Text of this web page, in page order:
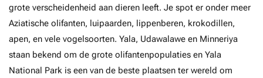
grote verscheidenheid aan dieren leeft. Je spot er onder meer
Aziatische olifanten, luipaarden, lippenberen, krokodillen,
apen, en vele vogelsoorten. Yala, Udawalawe en Minneriya
staan bekend om de grote olifantenpopulaties en Yala
National Park is een van de beste plaatsen ter wereld om